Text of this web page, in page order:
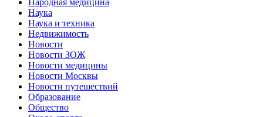
Наука
Наука и техника
Недвижимость
Новости
Новости ЗОЖ
Новости медицины
Новости Москвы
Новости путешествий
Образование
Общество